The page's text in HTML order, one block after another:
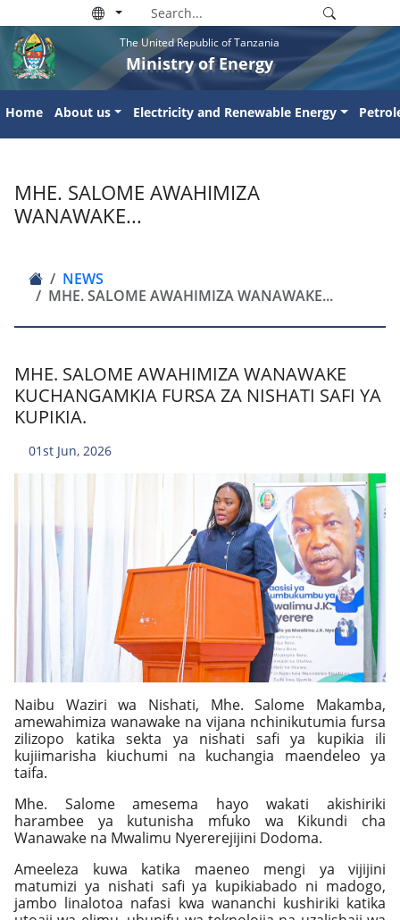
The United Republic of Tanzania
Ministry of Energy
Home About us Electricity and Renewable Energy
MHE. SALOME AWAHIMIZA
WANAWAKE...
NEWS
MHE. SALOME AWAHIMIZA WANAWAKE...
MHE. SALOME AWAHIMIZA WANAWAKE
KUCHANGAMKIA FURSA ZA NISHATI SAFI YA
KUPIKIA.
01st Jun, 2026
Naibu Waziri wa Nishati, Mhe. Salome Makamba,
amewahimiza wanawake na vijana nchinikutumia fursa
zilizopo katika sekta ya nishati safi ya kupikia ili
kujiimarisha kiuchumi na kuchangia maendeleo ya
taifa.
Mhe. Salome amesema hayo wakati akishiriki
harambee ya kutunisha mfuko wa Kikundi cha
Wanawake na Mwalimu Nyererejijini Dodoma.
Ameeleza kuwa katika maeneo mengi ya vijijini
matumizi ya nishati safi ya kupikiabado ni madogo,
jambo linalotoa nafasi kwa wananchi kushiriki katika